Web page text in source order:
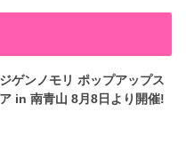
ゲンノモリ ポップアップス
ア in 南青山 8月8日より開催!